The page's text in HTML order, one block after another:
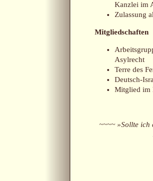
Kanzlei im
Zulassung
Mitgliedschaften
Asylrecht
Terre des
Deutsch-
Mitglied im
~~~~ »Sollte ich